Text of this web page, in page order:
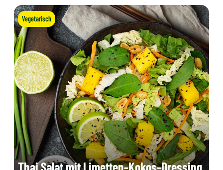
Vegetarisch
Thai Salat mit Limetten-Kokos-Dressing